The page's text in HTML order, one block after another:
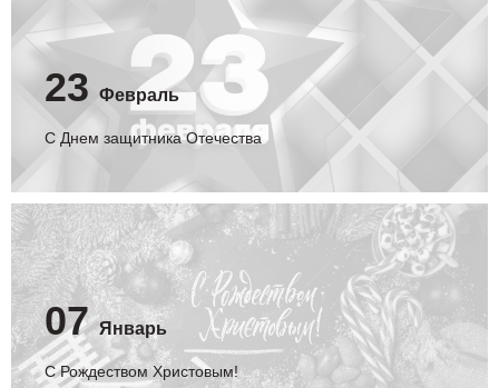
23 Февраль
С Днем защитника Отечества
07 Январь
С Рождеством Христовым!